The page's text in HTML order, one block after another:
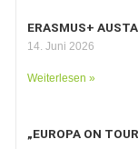
ERASMUS+
14. Juni 2026
Weiterlesen »
„EUROPA ON